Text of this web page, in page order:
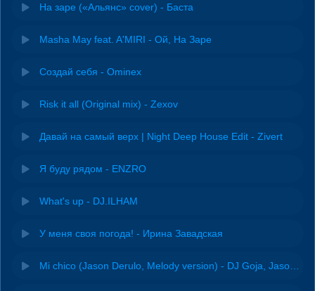
На заре («Альянс» cover) - Баста
Masha May feat. A'MIRI - Ой, На Заре
Создай себя - Ominex
Risk it all (Original mix) - Zexov
Давай на самый верх | Night Deep House Edit - Zivert
Я буду рядом - ENZRO
What's up - DJ.ILHAM
У меня своя погода! - Ирина Завадская